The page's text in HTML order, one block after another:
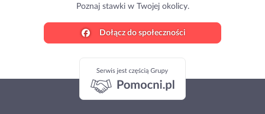
Poznaj stawki w Twojej okolicy.
Dołącz do społeczności